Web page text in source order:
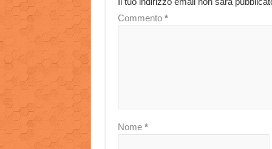
Commento *
Nome *